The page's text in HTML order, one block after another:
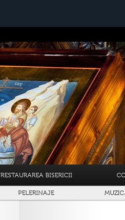
RESTAURAREA BISERICII
PELERINAJE